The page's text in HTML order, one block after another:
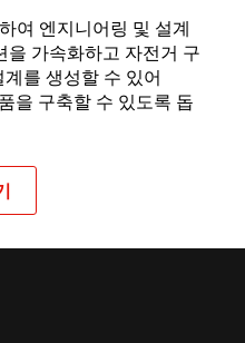
여 엔지니어링 및 설계
을 가속화하고 자전거 구
를 생성할 수 있어
을 구축할 수 있도록 돕